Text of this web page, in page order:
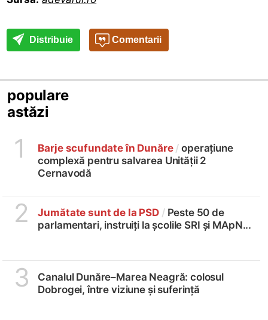
Distribuie Comentarii
populare
astăzi
1 Barje scufundate în Dunăre / operațiune
complexă pentru salvarea Unității 2
Cernavodă
2 Jumătate sunt de la PSD / Peste 50 de
parlamentari, instruiți la școlile SRI și MApN...
3
Canalul Dunăre–Marea Neagră: colosul
Dobrogei, între viziune și suferință